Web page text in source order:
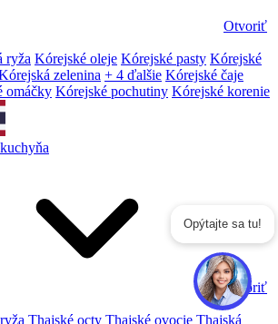
Otvoriť
ryža Kórejské oleje Kórejské pasty Kórejské
zelenina + 4 ďalšie Kórejské čaje
omáčky Kórejské pochutiny Kórejské korenie
Otvoriť
Thajské octy Thajské ovocie Thajská
Opýtajte sa tu!